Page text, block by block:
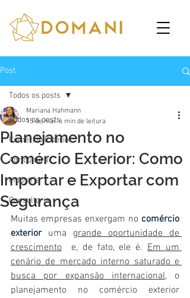
Post
Todos os posts
Comércio Exterior
Agricultura
Indústria
Consultoria
Todos os posts
Planejamento no
Comércio Exterior: Como
Importar e Exportar com
Segurança
Mariana Hahmann
15 de mai. 6 min de leitura
Muitas empresas enxergam no comércio
exterior uma grande oportunidade de
crescimento
  e, de fato, ele é.
Em um
cenário de mercado interno saturado e
busca por expansão internacional, o
planejamento no comércio exterior